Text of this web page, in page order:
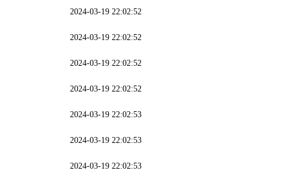
2024-03-19 22:02:52
2024-03-19 22:02:52
2024-03-19 22:02:52
2024-03-19 22:02:52
2024-03-19 22:02:53
2024-03-19 22:02:53
2024-03-19 22:02:53